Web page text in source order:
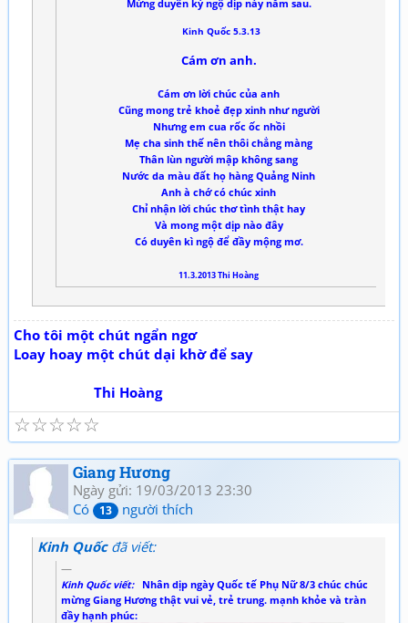
Mừng duyên kỳ ngộ dịp này năm sau.
Kinh Quốc 5.3.13
Cám ơn anh.
Cám ơn lời chúc của anh
Cũng mong trẻ khoẻ đẹp xinh như người
Nhưng em cua rốc ốc nhồi
Mẹ cha sinh thế nên thôi chẳng màng
Thân lùn người mập không sang
Nước da màu đất họ hàng Quảng Ninh
Anh à chớ có chúc xinh
Chỉ nhận lời chúc thơ tình thật hay
Và mong một dịp nào đây
Có duyên kì ngộ để đầy mộng mơ.
11.3.2013 Thi Hoàng
Cho tôi một chút ngẩn ngơ
Loay hoay một chút dại khờ để say
Thi Hoàng
☆
☆
☆
☆
☆
Giang Hương
Ngày gửi: 19/03/2013 23:30
Có
13 người thích
Kinh Quốcđã viết:
Kinh Quốc viết:
Nhân dịp ngày Quốc tế Phụ Nữ 8/3 chúc chúc
mừng Giang Hương thật vui vẻ, trẻ trung. mạnh khỏe và tràn
đầy hạnh phúc: